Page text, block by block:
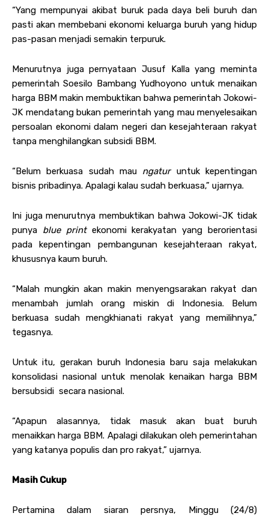
“Yang mempunyai akibat buruk pada daya beli buruh dan
pasti akan membebani ekonomi keluarga buruh yang hidup
pas-pasan menjadi semakin terpuruk.
Menurutnya juga pernyataan Jusuf Kalla yang meminta
pemerintah Soesilo Bambang Yudhoyono untuk menaikan
harga BBM makin membuktikan bahwa pemerintah Jokowi-
JK mendatang bukan pemerintah yang mau menyelesaikan
persoalan ekonomi dalam negeri dan kesejahteraan rakyat
tanpa menghilangkan subsidi BBM.
“Belum berkuasa sudah mau ngaturuntuk kepentingan
bisnis pribadinya. Apalagi kalau sudah berkuasa,” ujarnya.
Ini juga menurutnya membuktikan bahwa Jokowi-JK tidak
punya blue printekonomi kerakyatan yang berorientasi
pada kepentingan pembangunan kesejahteraan rakyat,
khususnya kaum buruh.
“Malah mungkin akan makin menyengsarakan rakyat dan
menambah jumlah orang miskin di Indonesia. Belum
berkuasa sudah mengkhianati rakyat yang memilihnya,”
tegasnya.
Untuk itu, gerakan buruh Indonesia baru saja melakukan
konsolidasi nasional untuk menolak kenaikan harga BBM
bersubsidi secara nasional.
“Apapun alasannya, tidak masuk akan buat buruh
menaikkan harga BBM. Apalagi dilakukan oleh pemerintahan
yang katanya populis dan pro rakyat,” ujarnya.
Masih Cukup
Pertamina dalam siaran persnya, Minggu (24/8)